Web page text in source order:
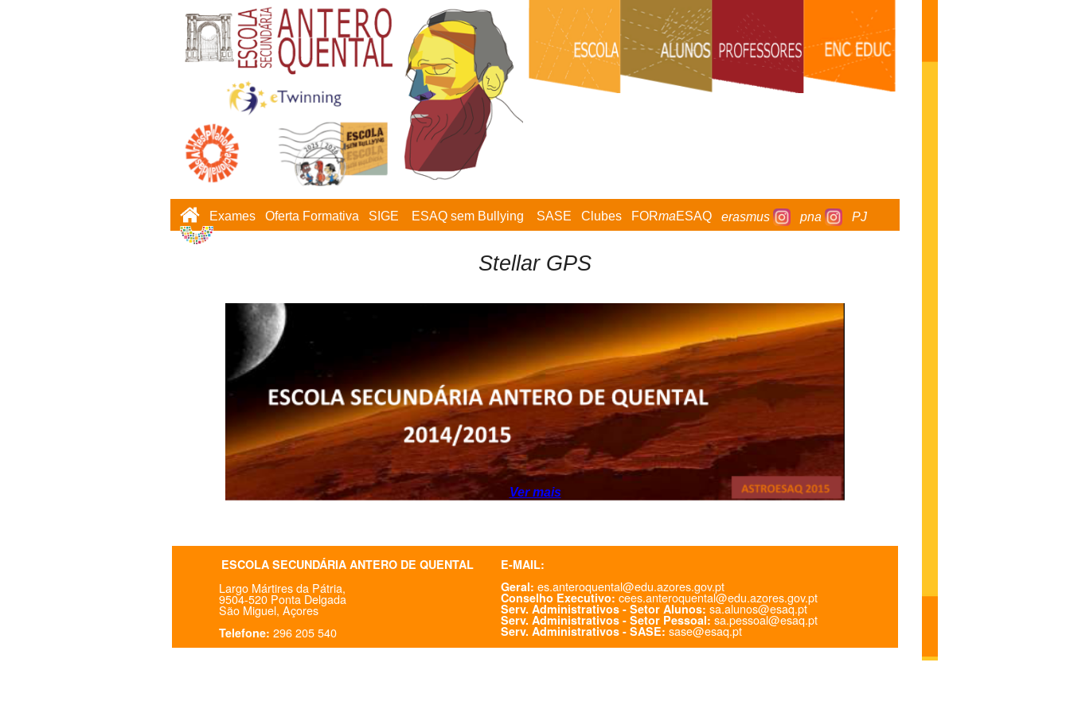
Exames Oferta Formativa SIGE ESAQ sem Bullying SASE Clubes FORmaESAQ erasmus pna PJ
Stellar GPS
Ver mais
ESCOLA SECUNDÁRIA ANTERO DE QUENTAL
Largo Mártires da Pátria,
9504-520 Ponta Delgada
São Miguel, Açores
Telefone: 296 205 540
E-MAIL:
Geral: es.anteroquental@edu.azores.gov.pt
Conselho Executivo: cees.anteroquental@edu.azores.gov.pt
Serv. Administrativos - Setor Alunos: sa.alunos@esaq.pt
Serv. Administrativos - Setor Pessoal: sa.pessoal@esaq.pt
Serv. Administrativos - SASE: sase@esaq.pt